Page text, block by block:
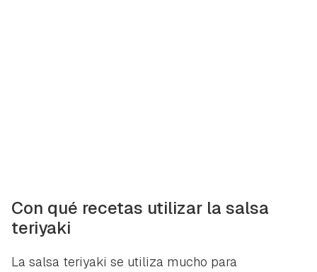
Con qué recetas utilizar la salsa
teriyaki
La salsa teriyaki se utiliza mucho para